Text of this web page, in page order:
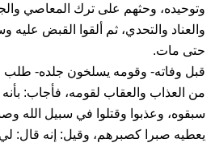
وتوحيده، وحثهم على ترك المعاصي
والعناد والتحدي، ثم ألقوا القبض
حتى مات.
قبل وفاته- وقومه يسلخون جلده- طلب
من العذاب والعقاب لقومه، فأجاب: بأنه
سبقوه، وعذبوا وقتلوا في سبيل الله
يعطيه صبرا كصبرهم، وقيل: إنه قال: لي